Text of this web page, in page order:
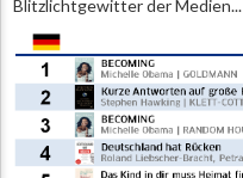
Blitzlichtgewitter der Medien...